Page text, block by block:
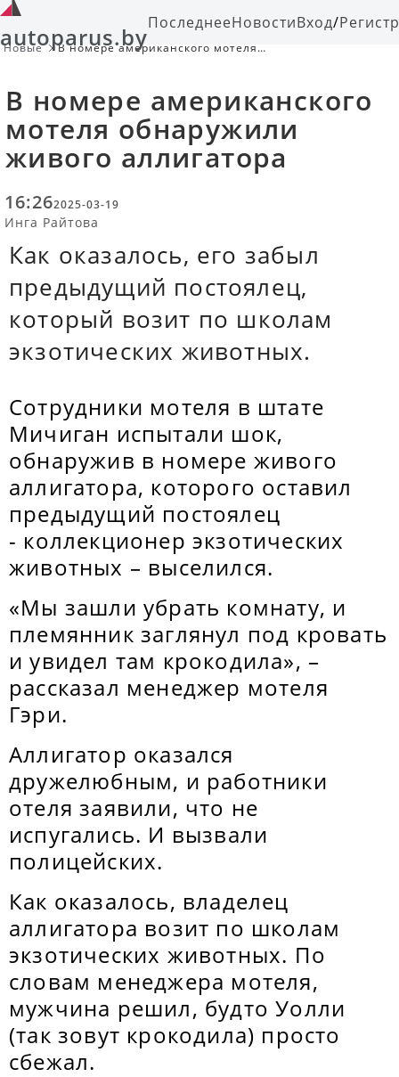
autoparus.byПоследнееНовостиВход/
Новые
В номере американского мотеля
В номере американского
мотеля обнаружили
живого аллигатора
16:262025-03-19
Инга Райтова
Как оказалось, его забыл
предыдущий постоялец,
который возит по школам
экзотических животных.
Сотрудники мотеля в штате
Мичиган испытали шок,
обнаружив в номере живого
аллигатора, которого оставил
предыдущий постоялец
- коллекционер экзотических
животных – выселился.
«Мы зашли убрать комнату, и
племянник заглянул под кровать
и увидел там крокодила», –
рассказал менеджер мотеля
Гэри.
Аллигатор оказался
дружелюбным, и работники
отеля заявили, что не
испугались. И вызвали
полицейских.
Как оказалось, владелец
аллигатора возит по школам
экзотических животных. По
словам менеджера мотеля,
мужчина решил, будто Уолли
(так зовут крокодила) просто
сбежал.